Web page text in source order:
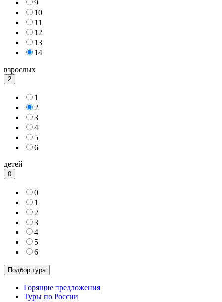
9
10
11
12
13
14
взрослых
2
1
2
3
4
5
6
детей
0
0
1
2
3
4
5
6
Горящие предложения
Туры по России